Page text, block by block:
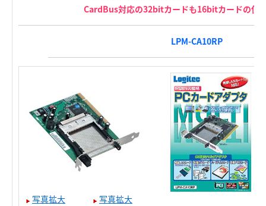
CardBus対応の32bitカードも16bitカードの使
LPM-CA10RP
写真拡大 写真拡大